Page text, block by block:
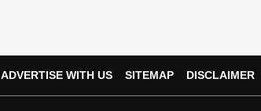
ADVERTISE WITH US SITEMAP DISCLAIMER